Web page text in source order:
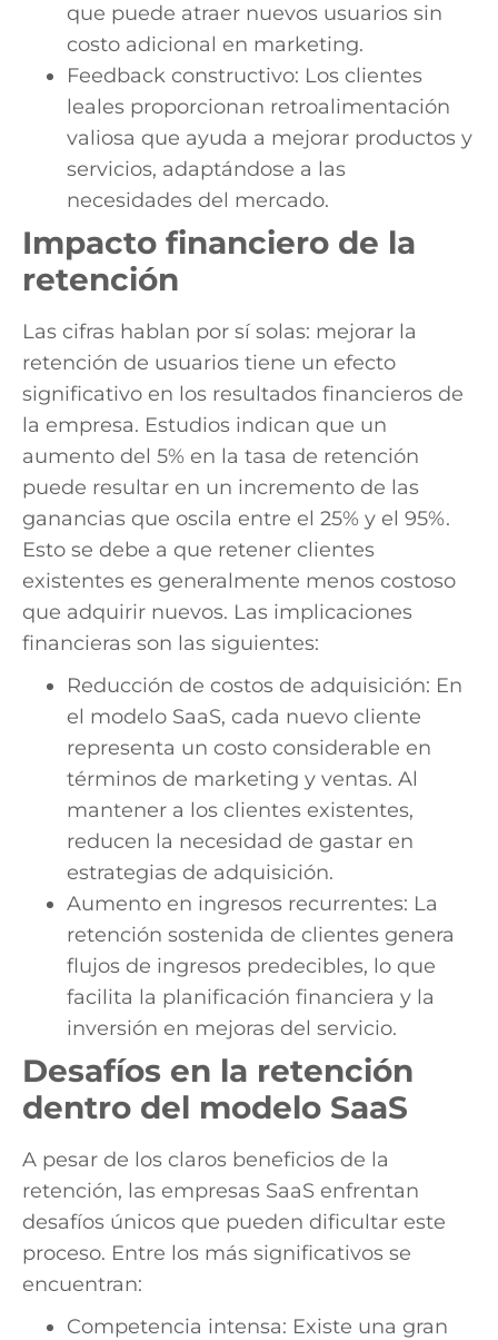
que puede atraer nuevos usuarios sin
costo adicional en marketing.
Feedback constructivo: Los clientes
leales proporcionan retroalimentación
valiosa que ayuda a mejorar productos y
servicios, adaptándose a las
necesidades del mercado.
Impacto financiero de la
retención
Las cifras hablan por sí solas: mejorar la
retención de usuarios tiene un efecto
significativo en los resultados financieros de
la empresa. Estudios indican que un
aumento del 5% en la tasa de retención
puede resultar en un incremento de las
ganancias que oscila entre el 25% y el 95%.
Esto se debe a que retener clientes
existentes es generalmente menos costoso
que adquirir nuevos. Las implicaciones
financieras son las siguientes:
Reducción de costos de adquisición: En
el modelo SaaS, cada nuevo cliente
representa un costo considerable en
términos de marketing y ventas. Al
mantener a los clientes existentes,
reducen la necesidad de gastar en
estrategias de adquisición.
Aumento en ingresos recurrentes: La
retención sostenida de clientes genera
flujos de ingresos predecibles, lo que
facilita la planificación financiera y la
inversión en mejoras del servicio.
Desafíos en la retención
dentro del modelo SaaS
A pesar de los claros beneficios de la
retención, las empresas SaaS enfrentan
desafíos únicos que pueden dificultar este
proceso. Entre los más significativos se
encuentran:
Competencia intensa: Existe una gran